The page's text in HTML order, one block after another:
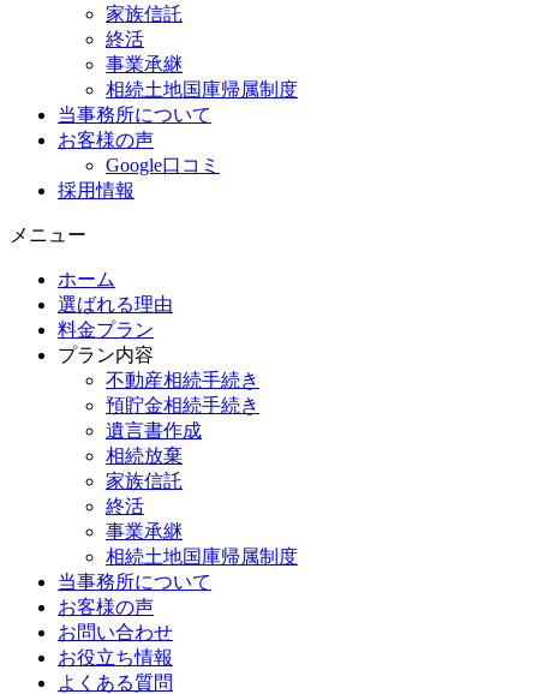
家族信託
終活
事業承継
相続土地国庫帰属制度
当事務所について
お客様の声
Google口コミ
採用情報
メニュー
ホーム
選ばれる理由
料金プラン
プラン内容
不動産相続手続き
預貯金相続手続き
遺言書作成
相続放棄
家族信託
終活
事業承継
相続土地国庫帰属制度
当事務所について
お客様の声
お問い合わせ
お役立ち情報
よくある質問